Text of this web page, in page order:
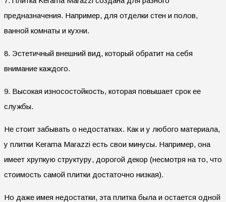
предназначения. Например, для отделки стен и полов,
ванной комнаты и кухни.
8. Эстетичный внешний вид, который обратит на себя
внимание каждого.
9. Высокая износостойкость, которая повышает срок ее
службы.
Не стоит забывать о недостатках. Как и у любого материала,
у плитки Kerama Marazzi есть свои минусы. Например, она
имеет хрупкую структуру, дорогой декор (несмотря на то, что
стоимость самой плитки достаточно низкая).
Но даже имея недостатки, эта плитка была и остается одной